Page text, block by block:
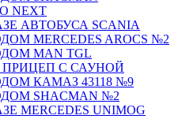
NEXT
АВТОБУСА SCANIA
MERCEDES AROCS №2
MAN TGL
С САУНОЙ
КАМАЗ 43118 №9
SHACMAN №2
MERCEDES UNIMOG